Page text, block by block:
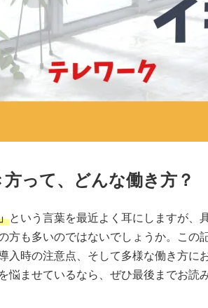
って、どんな働き方？
という言葉を最近よく耳にしますが、
方も多いのではないでしょうか。こ
入時の注意点、そして多様な働き方
悩ませているなら、ぜひ最後までお読